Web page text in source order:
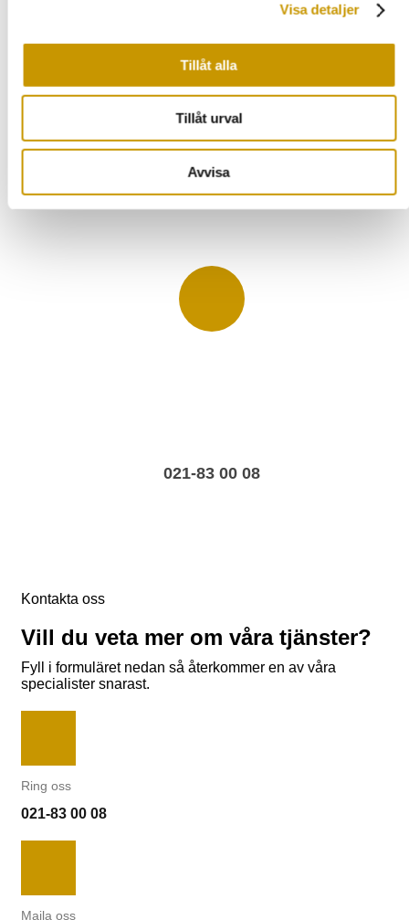
Visa detaljer
Tillåt alla
Tillåt urval
Avvisa
Stenläggning i Köping
Stenläggning i Hallstahammar
Stenläggning i Arboga
021-83 00 08
Kontakta oss
Vill du veta mer om våra tjänster?
Fyll i formuläret nedan så återkommer en av våra
specialister snarast.
Ring oss
021-83 00 08
Maila oss